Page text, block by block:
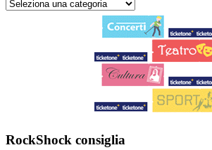
RockShock consiglia